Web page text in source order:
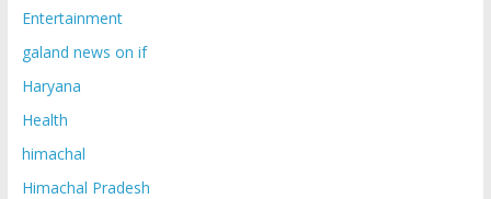
Entertainment
galand news on if
Haryana
Health
himachal
Himachal Pradesh